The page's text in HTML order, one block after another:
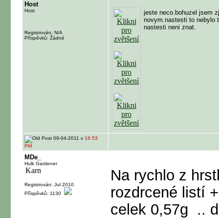
Host
Host
Registrován: N/A
Příspěvků: Žádné
jeste neco.bohuzel jsem
novym.nastesti to nebylo
nastesti neni znat.
09-04-2011 v 16:53
PM
MDe_
Hulk Gardener
Registrován: Jul 2010
Příspěvků: 1130
Na rychlo z
rozdrcené listí
celek 0,57g
..